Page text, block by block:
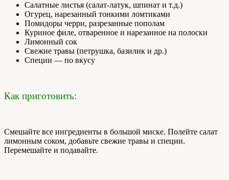
Салатные листья (салат-латук, шпинат и т.д.)
Огурец, нарезанный тонкими ломтиками
Помидоры черри, разрезанные пополам
Куриное филе, отваренное и нарезанное на полоски
Лимонный сок
Свежие травы (петрушка, базилик и др.)
Специи — по вкусу
Как приготовить:
Смешайте все ингредиенты в большой миске. Полейте салат
лимонным соком, добавьте свежие травы и специи.
Перемешайте и подавайте.